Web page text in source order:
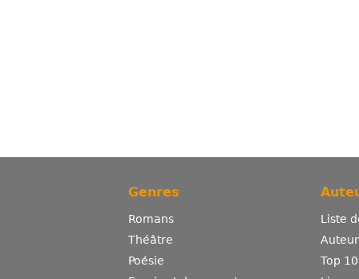
Genres
Romans
Théâtre
Poésie
Liste
Top